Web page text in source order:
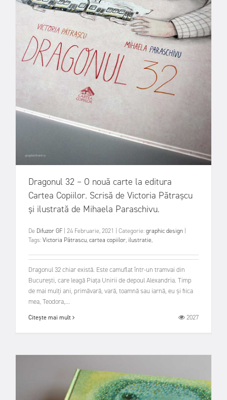
Dragonul 32 – O nouă carte la editura
Cartea Copiilor. Scrisă de Victoria Pătrașcu
și ilustrată de Mihaela Paraschivu.
De Difuzor GF 24 Februarie, 2021 Categorie:graphic design
Tags:Victoria Pătrascu,cartea copiilor, ilustratie,
Dragonul 32 chiar există. Este camuflat într-un tramvai din
București, care leagă Piața Unirii de depoul Alexandria. Timp
de mai mulți ani, primăvară, vară, toamnă sau iarnă, eu și fiica
mea, Teodora,...
Citește mai mult 2027